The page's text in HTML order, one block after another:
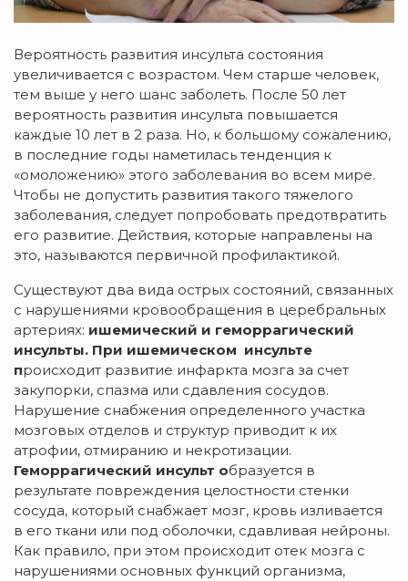
Вероятность развития инсульта состояния
увеличивается с возрастом. Чем старше человек,
тем выше у него шанс заболеть. После 50 лет
вероятность развития инсульта повышается
каждые 10 лет в 2 раза. Но, к большому сожалению,
в последние годы наметилась тенденция к
«омоложению» этого заболевания во всем мире.
Чтобы не допустить развития такого тяжелого
заболевания, следует попробовать предотвратить
его развитие. Действия, которые направлены на
это, называются первичной профилактикой.
Существуют два вида острых состояний, связанных
с нарушениями кровообращения в церебральных
артериях: ишемический и геморрагический
инсульты. При ишемическом инсульте
происходит развитие инфаркта мозга за счет
закупорки, спазма или сдавления сосудов.
Нарушение снабжения определенного участка
мозговых отделов и структур приводит к их
атрофии, отмиранию и некротизации.
Геморрагический инсульт образуется в
результате повреждения целостности стенки
сосуда, который снабжает мозг, кровь изливается
в его ткани или под оболочки, сдавливая нейроны.
Как правило, при этом происходит отек мозга с
нарушениями основных функций организма,